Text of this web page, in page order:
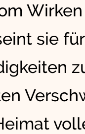
sie